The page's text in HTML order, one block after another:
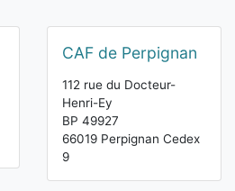
CAF de Perpignan
112 rue du Docteur-
Henri-Ey
BP 49927
66019 Perpignan Cedex
9